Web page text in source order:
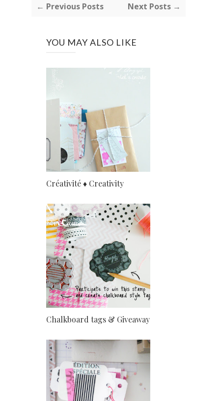
← Previous Posts Next Posts →
YOU MAY ALSO LIKE
Créativité ♦ Creativity
Chalkboard tags & Giveaway